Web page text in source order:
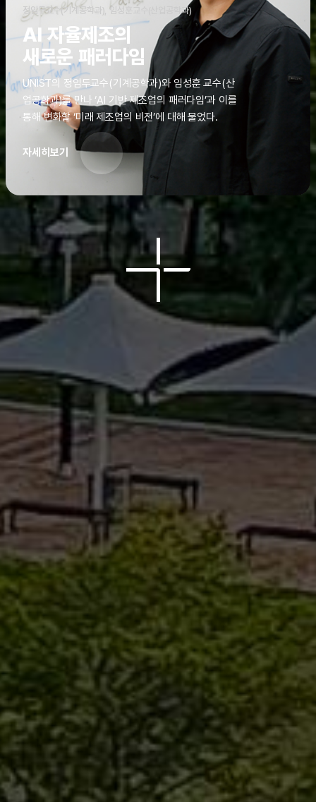
정임두교수(기계공학과), 임성훈교수(산업공학과)
AI 자율제조의
새로운 패러다임
UNIST의 정임두교수(기계공학과)와 임성훈 교수(산
업공학과)를 만나 ‘AI 기반 제조업의 패러다임’과 이를
통해 변화할 ‘미래 제조업의 비전’에 대해 물었다.
자세히보기